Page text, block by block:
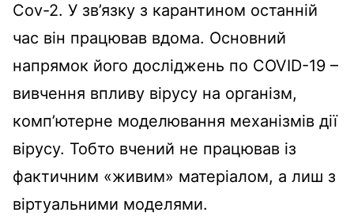
Cov-2. У зв’язку з карантином останній
час він працював вдома. Основний
напрямок його досліджень по COVID-19 –
вивчення впливу вірусу на організм,
комп’ютерне моделювання механізмів дії
вірусу. Тобто вчений не працював із
фактичним «живим» матеріалом, а лиш з
віртуальними моделями.